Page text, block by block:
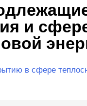
и
в сфере